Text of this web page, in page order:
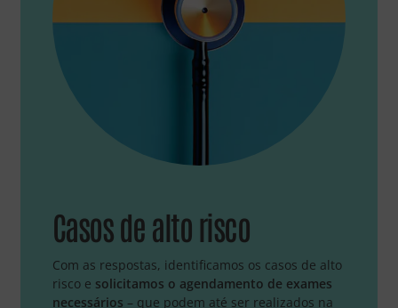
Casos de alto risco
Com as respostas, identificamos os casos de alto
risco e solicitamos o agendamento de exames
necessários – que podem até ser realizados na